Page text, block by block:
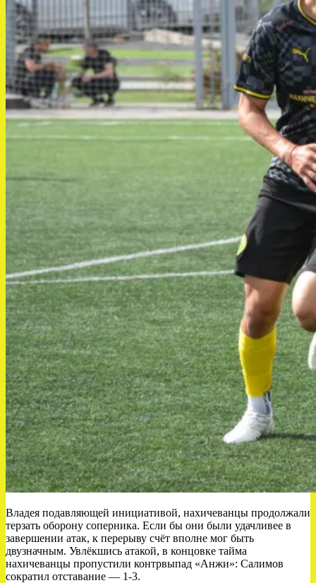
Владея подавляющей инициативой, нахичеванцы продолжали
терзать оборону соперника. Если бы они были удачливее в
завершении атак, к перерыву счёт вполне мог быть
двузначным. Увлёкшись атакой, в концовке тайма
нахичеванцы пропустили контрвыпад «Анжи»: Салимов
сократил отставание — 1-3.